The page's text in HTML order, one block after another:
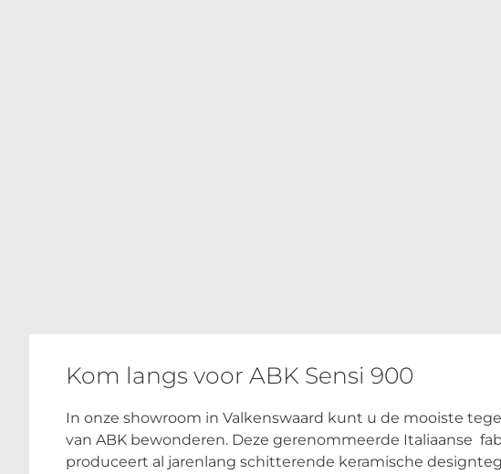
Kom langs voor ABK Sensi 900
In onze showroom in Valkenswaard kunt u de mooiste
van ABK bewonderen. Deze gerenommeerde Italiaanse
produceert al jarenlang schitterende keramische